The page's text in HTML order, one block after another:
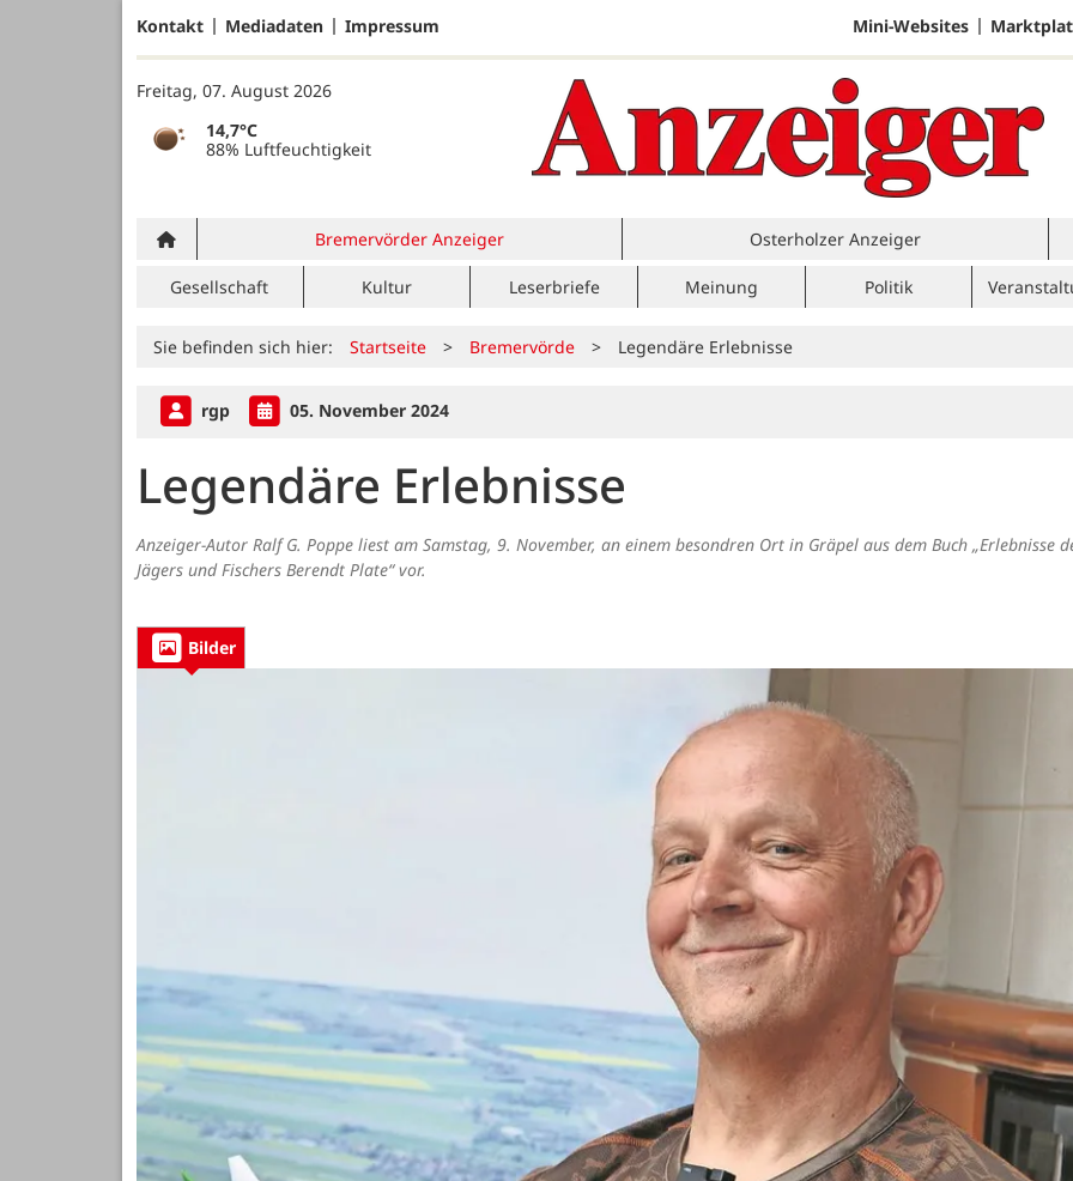
Kontakt Mediadaten Impressum Mini-Websites
Freitag, 07. August 2026
14,7°C
88% Luftfeuchtigkeit
Bremervörder Anzeiger Osterholzer Anzeiger
Gesellschaft Kultur Leserbriefe Meinung Politik
Sie befinden sich hier: Startseite > Bremervörde > Legendäre Erlebnisse
rgp 05. November 2024
Legendäre Erlebnisse
Anzeiger-Autor Ralf G. Poppe liest am Samstag, 9. November, an einem besondren Ort in Gräpel aus dem Buch „Erlebnisse
Jägers und Fischers Berendt Plate“ vor.
Bilder